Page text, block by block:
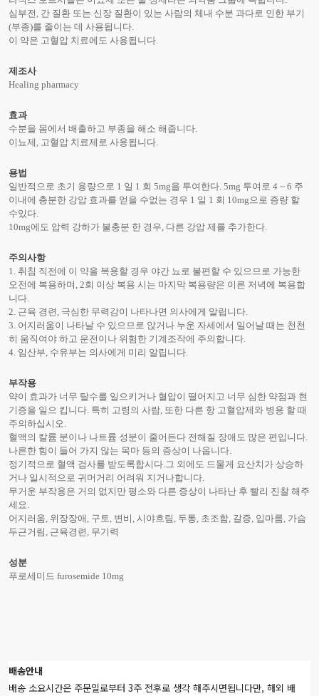
심부전, 간 질환 또는 신장 질환이 있는 사람의 체내 수분 과다로 인한 부기
(부종)를 줄이는 데 사용됩니다.
이 약은 고혈압 치료에도 사용됩니다.
제조사
Healing pharmacy
효과
수분을 몸에서 배출하고 부종을 해소 해줍니다.
이뇨제, 고혈압 치료제로 사용됩니다.
용법
일반적으로 초기 용량으로 1 일 1 회 5mg을 투여한다. 5mg 투여로 4 ~ 6 주
이내에 충분한 강압 효과를 얻을 수없는 경우 1 일 1 회 10mg으로 증량 할
수있다.
10mg에도 압력 강하가 불충분 한 경우, 다른 강압 제를 추가한다.
주의사항
1. 취침 직전에 이 약을 복용할 경우 야간 뇨로 불편할 수 있으므로 가능한
오전에 복용하며, 2회 이상 복용 시는 마지막 복용량은 이른 저녁에 복용합
니다.
2. 근육 경련, 극심한 무력감이 나타나면 의사에게 알립니다.
3. 어지러움이 나타날 수 있으므로 앉거나 누운 자세에서 일어날 때는 천천
히 움직여야 하고 운전이나 위험한 기계조작에 주의합니다.
4. 임산부, 수유부는 의사에게 미리 알립니다.
부작용
약이 효과가 너무 탈수를 일으키거나 혈압이 떨어지고 너무 심한 약점과 현
기증을 일으 킵니다. 특히 고령의 사람, 또한 다른 항 고혈압제와 병용 할 때
주의하십시오.
혈액의 칼륨 분이나 나트륨 성분이 줄어든다 전해질 장애도 많은 편입니다.
나른한 힘이 들어 가지 않는 목마 등의 증상이 나옵니다.
정기적으로 혈액 검사를 받도록합시다.그 외에도 드물게 요산치가 상승하
거나 일시적으로 귀머거리 어려워 지거나합니다.
무거운 부작용은 거의 없지만 평소와 다른 증상이 나타난 후 빨리 진찰 해주
세요.
어지러움, 위장장애, 구토, 변비, 시야흐림, 두통, 초조함, 갈증, 입마름, 가슴
두근거림, 근육경련, 무기력
성분
푸로세미드 furosemide 10mg
배송안내
배송 소요시간은 주문일로부터 3주 전후로 생각 해주시면됩니다만, 해외 배